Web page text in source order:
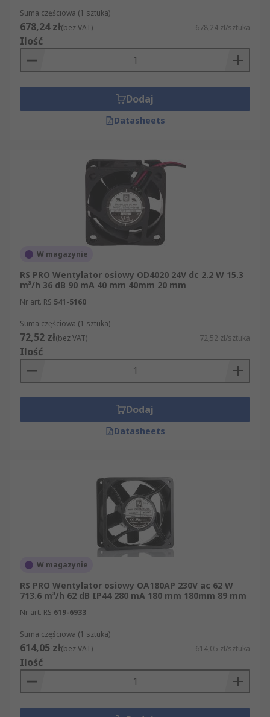
Suma częściowa (1 sztuka)
678,24 zł(bez VAT) 678,24 zł/sztuka
Ilość
Dodaj
Datasheets
W magazynie
RS PRO Wentylator osiowy OD4020 24V dc 2.2 W 15.3
m³/h 36 dB 90 mA 40 mm 40mm 20 mm
Nr art. RS 541-5160
Suma częściowa (1 sztuka)
72,52 zł(bez VAT) 72,52 zł/sztuka
Ilość
Dodaj
Datasheets
W magazynie
RS PRO Wentylator osiowy OA180AP 230V ac 62 W
713.6 m³/h 62 dB IP44 280 mA 180 mm 180mm 89 mm
Nr art. RS 619-6933
Suma częściowa (1 sztuka)
614,05 zł(bez VAT) 614,05 zł/sztuka
Ilość